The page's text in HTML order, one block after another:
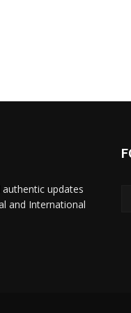
updates
and International